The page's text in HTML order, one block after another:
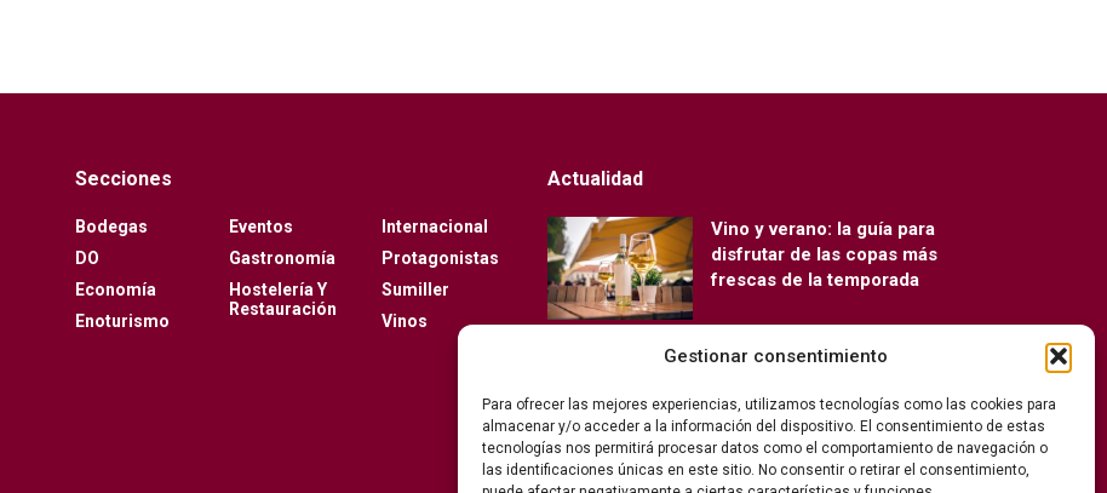
Gestionar consentimiento
Para ofrecer las mejores experiencias, utilizamos tecnologías como las cookies para
almacenar y/o acceder a la información del dispositivo. El consentimiento de estas
tecnologías nos permitirá procesar datos como el comportamiento de navegación o
las identificaciones únicas en este sitio. No consentir o retirar el consentimiento,
Secciones
Bodegas
DO
Economía
Enoturismo
Eventos
Gastronomía
Hostelería Y
Restauración
Internacional
Protagonistas
Sumiller
Vinos
Actualidad
Vino y verano: la guía para
disfrutar de las copas más
frescas de la temporada
Ribera del Duero y Seminci
edición del festival